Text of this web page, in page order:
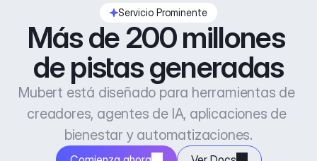
Servicio Prominente
Más de 200 millones
de pistas generadas
Mubert está diseñado para herramientas de
creadores, agentes de IA, aplicaciones de
bienestar y automatizaciones.